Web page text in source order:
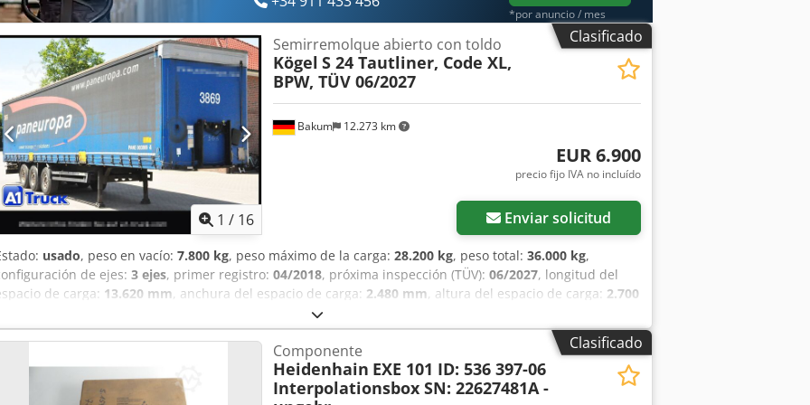
*por anuncio / mes
Clasificado
1 / 16
Bakum 12.273 km
Semirremolque abierto con toldo
Kögel S 24 Tautliner, Code XL,
BPW, TÜV 06/2027
EUR 6.900
precio fijo IVA no incluído
Enviar solicitud
usado, peso en vacío: 7.800 kg, peso máximo de la carga: 28.200 kg, peso total: 36.000 kg,
de ejes: 3 ejes, primer registro: 04/2018, próxima inspección (TÜV): 06/2027, longitud del
de carga: 13.620 mm, anchura del espacio de carga: 2.480 mm, altura del espacio de carga: 2.700
, longitud total:
385/65 22,5, estado del neumático:60 %, color:azul, Año de fabricación:2018, tamaño del
, tamaño del neumático trasero:
, cabina del conductor:
cabina del conductor
ninguno, Equipamiento:ABS, registro de camiones
, Número de
vehículo para consultas: 41417 Koegel, plataforma con lona enrollable * Año de fabricación: 2018 * ABS,
Clasificado
Componente
Heidenhain EXE 101 ID: 536 397-06
Interpolationsbox SN: 22627481A -